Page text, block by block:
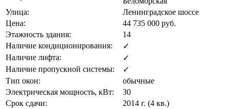
Улица:
Ленинградское шоссе
Цена:
44 735 000 руб.
Этажность здания:
14
Наличие кондиционирования:
✓
Наличие лифта:
✓
Наличие пропускной системы:
✓
Тип окон:
обычные
Электрическая мощность, кВт:
30
Срок сдачи:
2014 г. (4 кв.)